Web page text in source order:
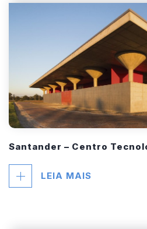
Santander – Centro
LEIA MAIS